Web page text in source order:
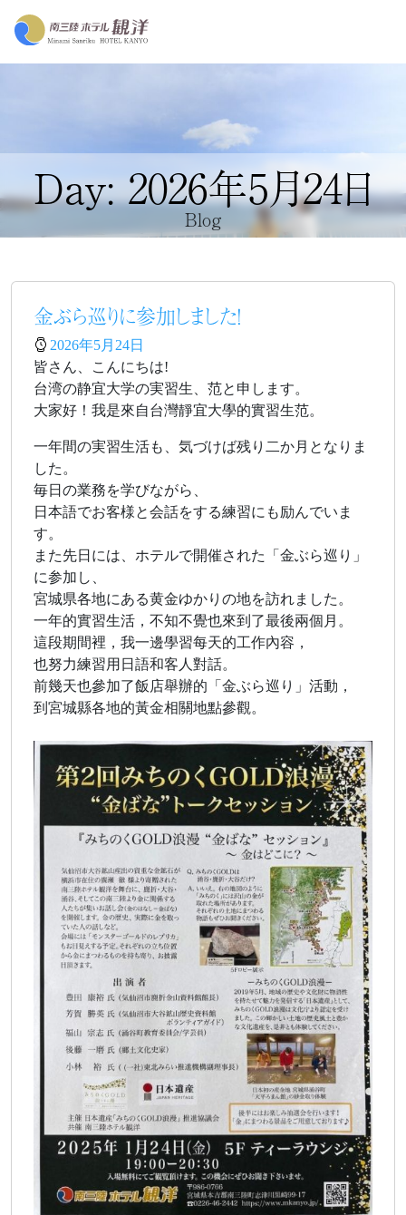
Day: 2026年5月24日
Blog
金ぶら巡りに参加しました！
2026年5月24日
皆さん、こんにちは!
台湾の静宜大学の実習生、范と申します。
大家好！我是來自台灣靜宜大學的實習生范。
一年間の実習生活も、気づけば残り二か月となりま
した。
毎日の業務を学びながら、
日本語でお客様と会話をする練習にも励んでいま
す。
また先日には、ホテルで開催された「金ぶら巡り」
に参加し、
宮城県各地にある黄金ゆかりの地を訪れました。
一年的實習生活，不知不覺也來到了最後兩個月。
這段期間裡，我一邊學習每天的工作內容，
也努力練習用日語和客人對話。
前幾天也參加了飯店舉辦的「金ぶら巡り」活動，
到宮城縣各地的黃金相關地點參觀。